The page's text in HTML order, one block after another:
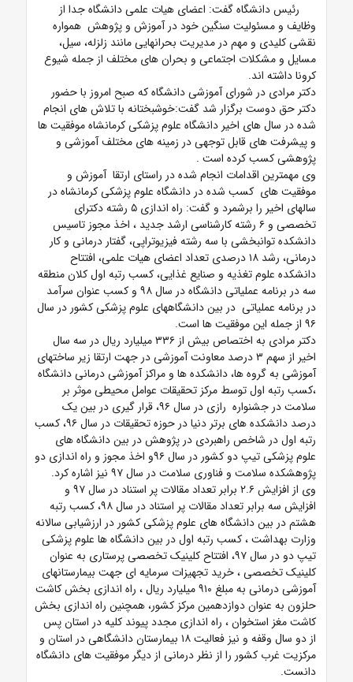
رئیس دانشگاه گفت: اعضای هیات علمی دانشگاه جدا از
وظایف و مسئولیت سنگین خود در آموزش و پژوهش همواره
نقشی کلیدی و مهم در مدیریت بحرانهایی مانند زلزله، سیل،
مسایل و مشکلات اجتماعی و بحران های مختلف از جمله شیوع
کرونا داشته اند.
دکتر مرادی در شورای آموزشی دانشگاه که صبح امروز با حضور
دکتر حق دوست برگزار شد گفت:خوشبختانه با تلاش های انجام
شده در سال های اخیر دانشگاه علوم پزشکی کرمانشاه موفقیت ها
و پیشرفت های قابل توجهی در زمینه های مختلف آموزشی و
پژوهشی کسب کرده است .
وی مهمترین اقدامات انجام شده در راستای ارتقا آموزش و
موفقیت های کسب شده در دانشگاه علوم پزشکی کرمانشاه در
سالهای اخیر را برشمرد و گفت:
راه اندازی ۵ رشته دکترای
تخصصی و ۶ رشته کارشناسی ارشد جدید ،
اخذ مجوز تاسیس
دانشکده توانبخشی با سه رشته فیزیوتراپی، گفتار درمانی و کار
درمانی، رشد ۱۸ درصدی تعداد اعضای هیات علمی،
افتتاح
دانشکده علوم تغذیه و صنایع غذایی،کسب رتبه اول کلان منطقه
سه در برنامه عملیاتی دانشگاه در سال ۹۸ و
کسب عنوان سرآمد
در برنامه عملیاتی در بین دانشگاههای علوم پزشکی کشور در سال
۹۶ از جمله این موفقیت ها است.
دکتر مرادی به اختصاص بیش از ۳۳۶ میلیارد ریال در سه سال
اخیر از سهم ۳ درصد معاونت آموزشی در جهت ارتقا زیر ساختهای
آموزشی به گروه ها، دانشکده ها و مراکز آموزشی درمانی دانشگاه
،کسب رتبه اول توسط مرکز تحقیقات عوامل محیطی موثر بر
سلامت در جشنواره رازی در سال ۹۶،
قرار گیری در بین یک
درصد دانشکده های برتر دنیا در حوزه تحقیقات در سال ۹۶،
کسب
رتبه اول در شاخص راهبردی در پژوهش در بین دانشگاه های
علوم پزشکی تیپ دو کشور در سال ۹۶و
اخذ مجوز و راه اندازی دو
پژوهشکده سلامت و فناوری سلامت در سال ۹۷ نیز اشاره کرد.
وی از افزایش ۲.۶ برابر تعداد مقالات پر استناد در سال ۹۷ و
افزایش سه برابر تعداد مقالات پر استناد در سال ۹۸،
کسب رتبه
هشتم در بین دانشگاه های علوم پزشکی کشور در ارزشیابی سالانه
وزارت بهداشت ،کسب رتبه اول در بین دانشگاه ها علوم پزشکی
تیپ دو در سال ۹۷،
افتتاح کلینیک تخصصی پرستاری به عنوان
کلینیک تخصصی ،خرید تجهیزات سرمایه ای جهت بیمارستانهای
آموزشی درمانی به مبلغ ۹۱۰ میلیارد ریال ،
راه اندازی بخش کاشت
حلزون به عنوان دوازدهمین مرکز کشور، همچنین راه اندازی بخش
کاشت مغز استخوان ، راه اندازی مجدد پیوند کلیه در استان پس
از دو سال وقفه و نیز فعالیت
۱۸ بیمارستان دانشگاهی در استان و
مرکزیت غرب کشور را از نظر درمانی از دیگر موفقیت های دانشگاه
دانست.